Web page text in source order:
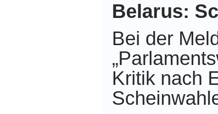
Belarus:
Bei der
Kritik nach